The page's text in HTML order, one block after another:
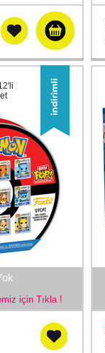
için Tıkla !